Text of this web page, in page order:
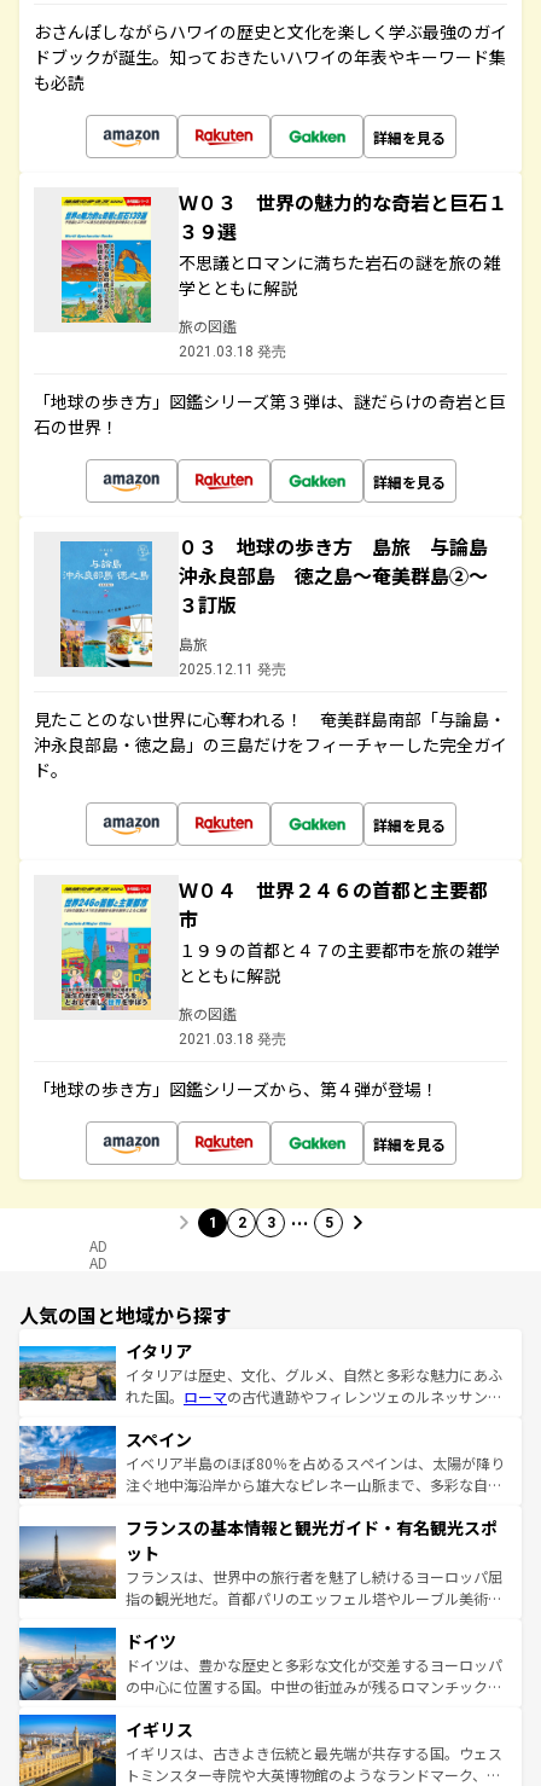
おさんぽしながらハワイの歴史と文化を楽しく学ぶ最強のガイ
ドブックが誕生。知っておきたいハワイの年表やキーワード集
も必読
詳細を見る
Ｗ０３ 世界の魅力的な奇岩と巨石１
３９選
不思議とロマンに満ちた岩石の謎を旅の雑
学とともに解説
旅の図鑑
2021.03.18 発売
「地球の歩き方」図鑑シリーズ第３弾は、謎だらけの奇岩と巨
石の世界！
詳細を見る
０３ 地球の歩き方 島旅 与論島
沖永良部島 徳之島～奄美群島②～
３訂版
島旅
2025.12.11 発売
見たことのない世界に心奪われる！ 奄美群島南部「与論島・
沖永良部島・徳之島」の三島だけをフィーチャーした完全ガイ
ド。
詳細を見る
Ｗ０４ 世界２４６の首都と主要都
市
１９９の首都と４７の主要都市を旅の雑学
とともに解説
旅の図鑑
2021.03.18 発売
「地球の歩き方」図鑑シリーズから、第４弾が登場！
詳細を見る
1 2 3 … 5
AD
AD
人気の国と地域から探す
イタリア
イタリアは歴史、文化、グルメ、自然と多彩な魅力にあふ
れた国。 ローマの古代遺跡やフィレンツェのルネッサンス
ろん、トスカーナの美しい田園風景やアマルフィ海岸の絶
景など、自然景観も見逃せない。観光の合間には、本場の
ピザやパスタなど、絶品のイタリア料理を堪能することも
ませてくれるイタリアで、忘れられない旅をしてみよう！
なお、新着のイタリア情報は
しい。
スペイン
イベリア半島のほぼ80％を占めるスペインは、太陽が降り
注ぐ地中海沿岸から雄大なピレネー山脈まで、多彩な自然
文化が根付くこの国では、情熱的なフラメンコ、熱気あふ
れる闘牛、そして美味しいタパスが生活の一部となってい
る。首都マドリードの洗練された雰囲気や、バルセロナの
アートに溢れた街角から、地方では古代ローマ遺跡や中世
せる。地方によって風土や気候が異なるスペインはその個
性で訪れる人を魅了する。 なお、新着のスペイン情報は コ
ンテンツ一覧を参照してほしい。
フランスの基本情報と観光ガイド・有名観光スポ
ット
フランスは、世界中の旅行者を魅了し続けるヨーロッパ屈
指の観光地だ。首都パリのエッフェル塔やルーブル美術館
で、幅広い魅力が詰まっている。華麗な宮殿、歴史的な大
聖堂、美しいビーチ、そして豊かな自然が、訪れる者を心
から魅了する。また、フランスは美食の国としても知ら
いる。シャンパンの発祥地であるランス、プロヴァンスの
香り高いラベンダー畑など、多彩な楽しみ方が可能だ。さ
らに、パリ以外の地域にも魅力が溢れており、どの街角に
ドイツ
ドイツは、豊かな歴史と多彩な文化が交差するヨーロッパ
の中心に位置する国。中世の街並みが残るロマンチック街
顔を持つこの国は、どこを歩いても飽きることがない。ベ
ルリンの文化的活気、バイエルン州のアルプスの絶景、そ
してライン川沿いのワイン畑といった風景は必見。ビール
イギリス
イギリスは、古きよき伝統と最先端が共存する国。ウェス
トミンスター寺院や大英博物館のようなランドマーク、歴